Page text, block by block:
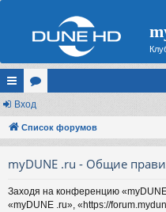
с
ы
ор
ум
Вход
Список форумов
myDUNE .ru - Общие
Заходя на конференцию
«myDUNE .ru», «https://